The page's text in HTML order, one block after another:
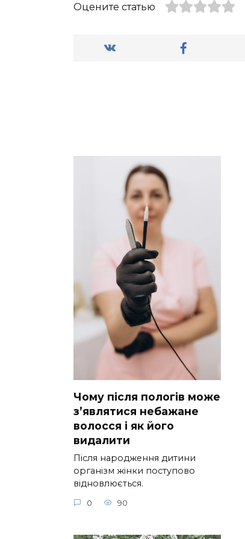
Оцените статью
Чому після пологів може
з’являтися небажане
волосся і як його
видалити
Після народження дитини
організм жінки поступово
відновлюється.
0 90